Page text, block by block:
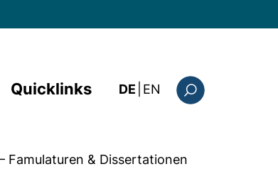
Quicklinks DE EN : the current page
Famulaturen & Dissertationen